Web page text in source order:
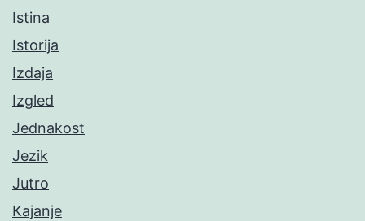
Istina
Istorija
Izdaja
Izgled
Jednakost
Jezik
Jutro
Kajanje